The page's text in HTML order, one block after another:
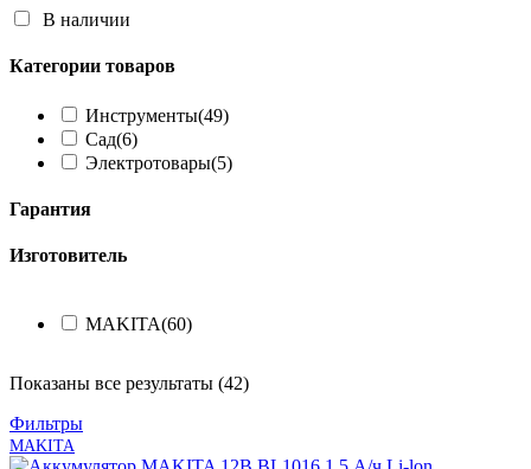
В наличии
Категории товаров
Инструменты(49)
Сад(6)
Электротовары(5)
Гарантия
Изготовитель
MAKITA(60)
Показаны все результаты (42)
Фильтры
MAKITA